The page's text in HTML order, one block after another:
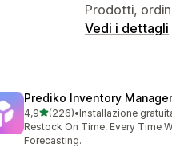
Prodotti,
Vedi i dettagli
Prediko Inventory
4,9stelle su 5
(226)
226 recensioni totali
•Installazione
Restock On Time, Every Time
Forecasting.